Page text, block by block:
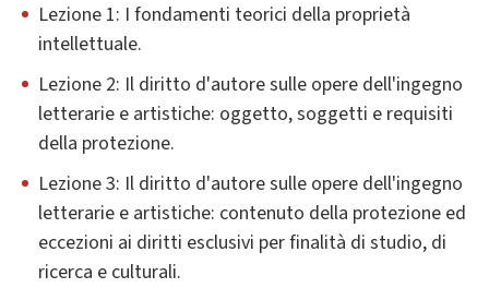
Lezione 1: I fondamenti teorici della proprietà
intellettuale.
Lezione 2: Il diritto d'autore sulle opere dell'ingegno
letterarie e artistiche: oggetto, soggetti e requisiti
della protezione.
Lezione 3: Il diritto d'autore sulle opere dell'ingegno
letterarie e artistiche: contenuto della protezione ed
eccezioni ai diritti esclusivi per finalità di studio, di
ricerca e culturali.